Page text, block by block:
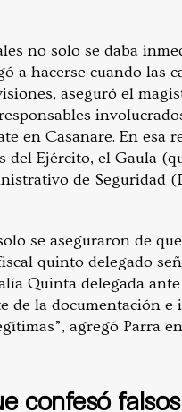
no solo se daba
a hacerse cuando las
aseguró el
en Casanare. En esa
Ejército, el Gaula
de Seguridad
se aseguraron de
quinto delegado
Quinta delegada
de la documentación e
agregó Parra
confesó